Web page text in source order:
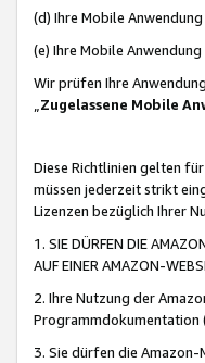
(d) Ihre Mobile
(e) Ihre Mobile
Wir prüfen Ihre
„Zugelassene Mobile
Diese Richtlinien gelten
müssen jederzeit strikt
Lizenzen bezüglich Ihrer
1. SIE DÜRFEN DIE
AUF EINER AMAZON-
2. Ihre Nutzung der
Programmdokumentation
3. Sie dürfen die